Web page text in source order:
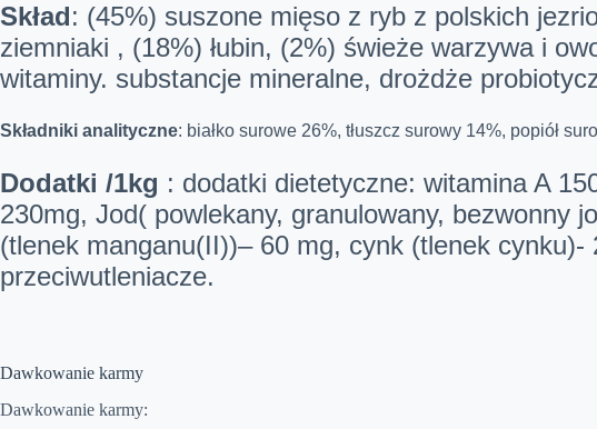
Skład: (45%) suszone mięso z ryb z polskich
ziemniaki , (18%) łubin, (2%) świeże warzywa i
witaminy. substancje mineralne, drożdże
Składniki analityczne: białko surowe 26%, tłuszcz surowy 14%, popiół
Dodatki /1kg : dodatki dietetyczne: witamina A
230mg, Jod( powlekany, granulowany, bezwonny
(tlenek manganu(II))– 60 mg, cynk (tlenek
przeciwutleniacze.
Dawkowanie karmy
Dawkowanie karmy: